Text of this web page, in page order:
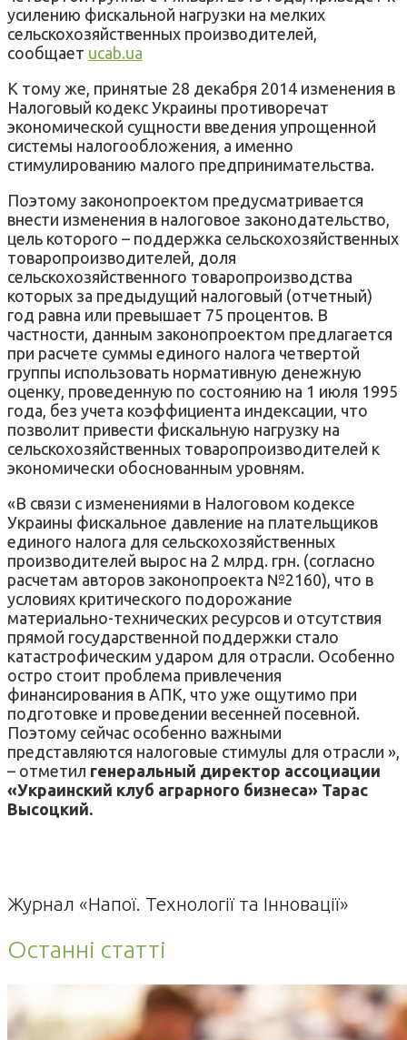
усилению фискальной нагрузки на мелких
сельскохозяйственных производителей,
сообщает ucab.ua
К тому же, принятые 28 декабря 2014 изменения в
Налоговый кодекс Украины противоречат
экономической сущности введения упрощенной
системы налогообложения, а именно
стимулированию малого предпринимательства.
Поэтому законопроектом предусматривается
внести изменения в налоговое законодательство,
цель которого – поддержка сельскохозяйственных
товаропроизводителей, доля
сельскохозяйственного товаропроизводства
которых за предыдущий налоговый (отчетный)
год равна или превышает 75 процентов. В
частности, данным законопроектом предлагается
при расчете суммы единого налога четвертой
группы использовать нормативную денежную
оценку, проведенную по состоянию на 1 июля 1995
года, без учета коэффициента индексации, что
позволит привести фискальную нагрузку на
сельскохозяйственных товаропроизводителей к
экономически обоснованным уровням.
«В связи с изменениями в Налоговом кодексе
Украины фискальное давление на плательщиков
единого налога для сельскохозяйственных
производителей вырос на 2 млрд. грн. (согласно
расчетам авторов законопроекта №2160), что в
условиях критического подорожание
материально-технических ресурсов и отсутствия
прямой государственной поддержки стало
катастрофическим ударом для отрасли. Особенно
остро стоит проблема привлечения
финансирования в АПК, что уже ощутимо при
подготовке и проведении весенней посевной.
Поэтому сейчас особенно важными
представляются налоговые стимулы для отрасли »,
– отметил генеральный директор ассоциации
«Украинский клуб аграрного бизнеса» Тарас
Высоцкий.
Журнал «Напої. Технології та Інновації»
Останні статті